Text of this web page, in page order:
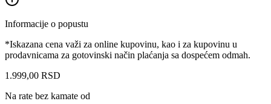
Informacije o popustu
*Iskazana cena važi za online kupovinu, kao i za kupovinu u
prodavnicama za gotovinski način plaćanja sa dospećem odmah.
1.999,00 RSD
Na rate bez kamate od